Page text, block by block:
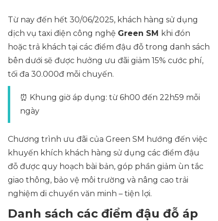
Từ nay đến hết 30/06/2025, khách hàng sử dụng
dịch vụ taxi điện công nghệ Green SM khi đón
hoặc trả khách tại các điểm đậu đỗ trong danh sách
bên dưới sẽ được hưởng ưu đãi giảm 15% cước phí,
tối đa 30.000đ mỗi chuyến.
⏰ Khung giờ áp dụng: từ 6h00 đến 22h59 mỗi
ngày
Chương trình ưu đãi của Green SM hướng đến việc
khuyến khích khách hàng sử dụng các điểm đậu
đỗ được quy hoạch bài bản, góp phần giảm ùn tắc
giao thông, bảo vệ môi trường và nâng cao trải
nghiệm di chuyển văn minh – tiện lợi.
Danh sách các điểm đậu đỗ áp